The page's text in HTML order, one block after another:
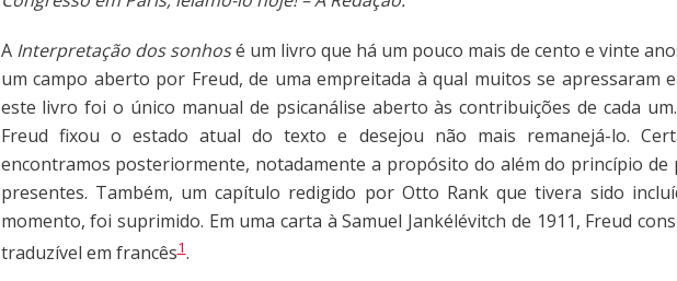
A Interpretação dos sonhosé um livro que há um pouco mais de cento e vinte
um campo aberto por Freud, de uma empreitada à qual muitos se apressaram
este livro foi o único manual de psicanálise aberto às contribuições de cada
Freud fixou o estado atual do texto e desejou não mais remanejá-lo.
encontramos posteriormente, notadamente a propósito do além do princípio de
presentes. Também, um capítulo redigido por Otto Rank que tivera sido
momento, foi suprimido. Em uma carta à Samuel Jankélévitch de 1911, Freud
traduzível em francês1.